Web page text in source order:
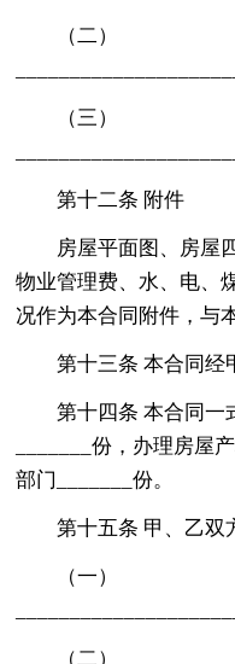
（二）
（三）
第十二条 附件
房屋平面图、房屋
物业管理费、水、电、
况作为本合同附件，与
第十三条 本合同经
第十四条 本合同一
_______份，办理房屋
部门_______份。
第十五条 甲、乙双
（一）
（二）